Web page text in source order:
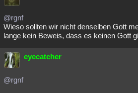
@rgnf
Wieso sollten wir nicht denselben Gott
lange kein Beweis, dass es keinen Gott
eyecatcher
@rgnf